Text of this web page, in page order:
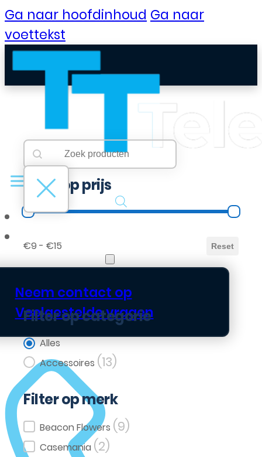
Ga naar hoofdinhoud Ga naar
voettekst
B2B Portaal
Neem contact op
Veelgestelde vragen
Searchbar
Search content
Filter op prijs
Filter op prijs
€9 - €15 Reset
Filter op categorie
Filter op categorie
Alles
Accessoires (13)
Filter op merk
Filter op merk
Beacon Flowers (9)
Casemania (2)